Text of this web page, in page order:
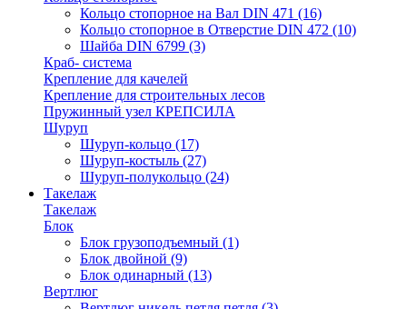
Кольцо cтопорное на Вал DIN 471 (16)
Кольцо стопорное в Отверстие DIN 472 (10)
Шайба DIN 6799 (3)
Краб- система
Крепление для качелей
Крепление для строительных лесов
Пружинный узел КРЕПСИЛА
Шуруп
Шуруп-кольцо (17)
Шуруп-костыль (27)
Шуруп-полукольцо (24)
Такелаж
Такелаж
Блок
Блок грузоподъемный (1)
Блок двойной (9)
Блок одинарный (13)
Вертлюг